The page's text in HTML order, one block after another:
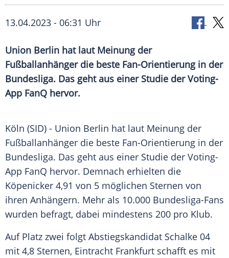
13.04.2023 - 06:31 Uhr
Union Berlin hat laut Meinung der
Fußballanhänger die beste Fan-Orientierung in der
Bundesliga. Das geht aus einer Studie der Voting-
App FanQ hervor.
Köln (SID) - Union Berlin hat laut Meinung der
Fußballanhänger die beste Fan-Orientierung in der
Bundesliga. Das geht aus einer Studie der Voting-
App FanQ hervor. Demnach erhielten die
Köpenicker 4,91 von 5 möglichen Sternen von
ihren Anhängern. Mehr als 10.000 Bundesliga-Fans
wurden befragt, dabei mindestens 200 pro Klub.
Auf Platz zwei folgt Abstiegskandidat Schalke 04
mit 4,8 Sternen, Eintracht Frankfurt schafft es mit